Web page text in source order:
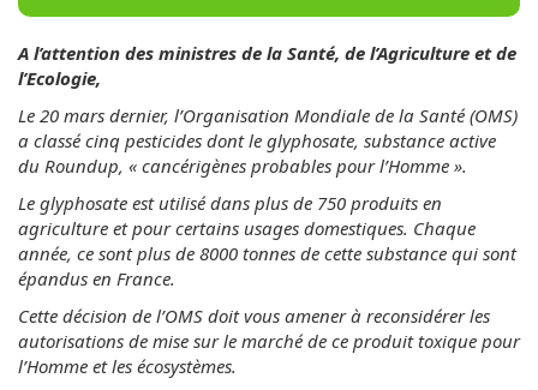
A l’attention des ministres de la Santé, de l’Agriculture et de
l’Ecologie,
Le 20 mars dernier, l’Organisation Mondiale de la Santé (OMS)
a classé cinq pesticides dont le glyphosate, substance active
du Roundup, « cancérigènes probables pour l’Homme ».
Le glyphosate est utilisé dans plus de 750 produits en
agriculture et pour certains usages domestiques. Chaque
année, ce sont plus de 8000 tonnes de cette substance qui sont
épandus en France.
Cette décision de l’OMS doit vous amener à reconsidérer les
autorisations de mise sur le marché de ce produit toxique pour
l’Homme et les écosystèmes.